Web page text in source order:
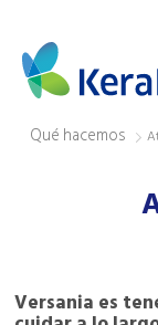
Qué hacemos
Versania es